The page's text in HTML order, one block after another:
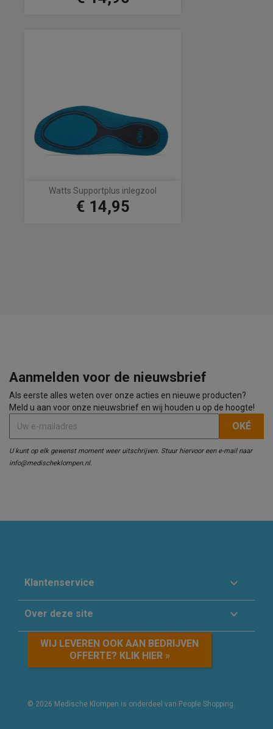
Watts Supportplus inlegzool
Prijs
€ 14,95
Aanmelden voor de nieuwsbrief
Als eerste alles weten over onze acties en nieuwe producten?
Meld u aan voor onze nieuwsbrief en wij houden u op de hoogte!
U kunt op elk gewenst moment weer uitschrijven. Stuur hiervoor een e-mail naar
info@medischeklompen.nl.
Klantenservice 
Over deze site 
WIJ LEVEREN OOK AAN BEDRIJVEN
OFFERTE? KLIK HIER »
© 2026 Medische Klompen is onderdeel van People Shopping.